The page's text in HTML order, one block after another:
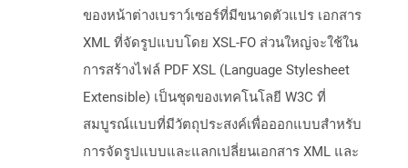
ของหน้าต่างเบราว์เซอร์ที่มีขนาดตัวแปร เอกสาร
XML ที่จัดรูปแบบโดย XSL-FO ส่วนใหญ่จะใช้ใน
การสร้างไฟล์ PDF XSL (Language Stylesheet
Extensible) เป็นชุดของเทคโนโลยี W3C ที่
สมบูรณ์แบบที่มีวัตถุประสงค์เพื่อออกแบบสำหรับ
การจัดรูปแบบและแลกเปลี่ยนเอกสาร XML และ